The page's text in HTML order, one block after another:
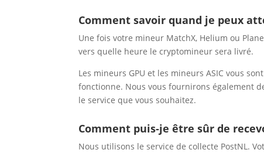
Comment savoir quand je peux
Une fois votre mineur MatchX, Helium ou
vers quelle heure le cryptomineur sera livré.
Les mineurs GPU et les mineurs ASIC vous
fonctionne. Nous vous fournirons également
le service que vous souhaitez.
Comment puis-je être sûr de
Nous utilisons le service de collecte PostNL.